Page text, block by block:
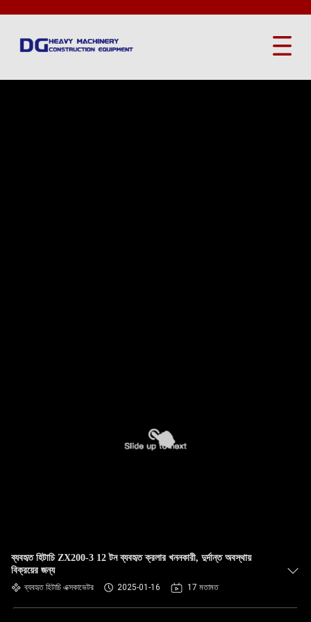
ব্যবহৃত হিটাচি ZX200-3 12 টন ব্যবহৃত ক্রলার খননকারী, দুর্দান্ত অবস্থায়
বিক্রয়ের জন্য
ব্যবহৃত হিটাচি এক্সকাভেটর 2025-01-16 17 মতামত